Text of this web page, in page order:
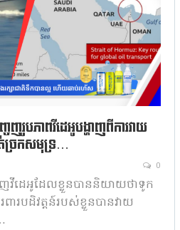
េញរូបភាពវីដេអូបង្ហាញពីការវាយ
ត់ច្រកសមុទ្រ…
0
ញវីដេអូដែលខ្លួនបាននិយាយថាទូក
របដិវត្តន៍របស់ខ្លួនបានវាយ